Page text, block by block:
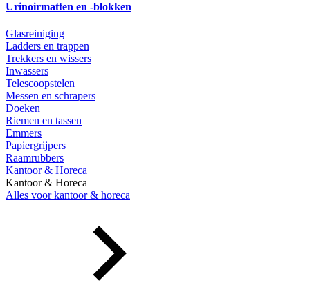
Urinoirmatten en -blokken
Glasreiniging
Ladders en trappen
Trekkers en wissers
Inwassers
Telescoopstelen
Messen en schrapers
Doeken
Riemen en tassen
Emmers
Papiergrijpers
Raamrubbers
Kantoor & Horeca
Kantoor & Horeca
Alles voor kantoor & horeca